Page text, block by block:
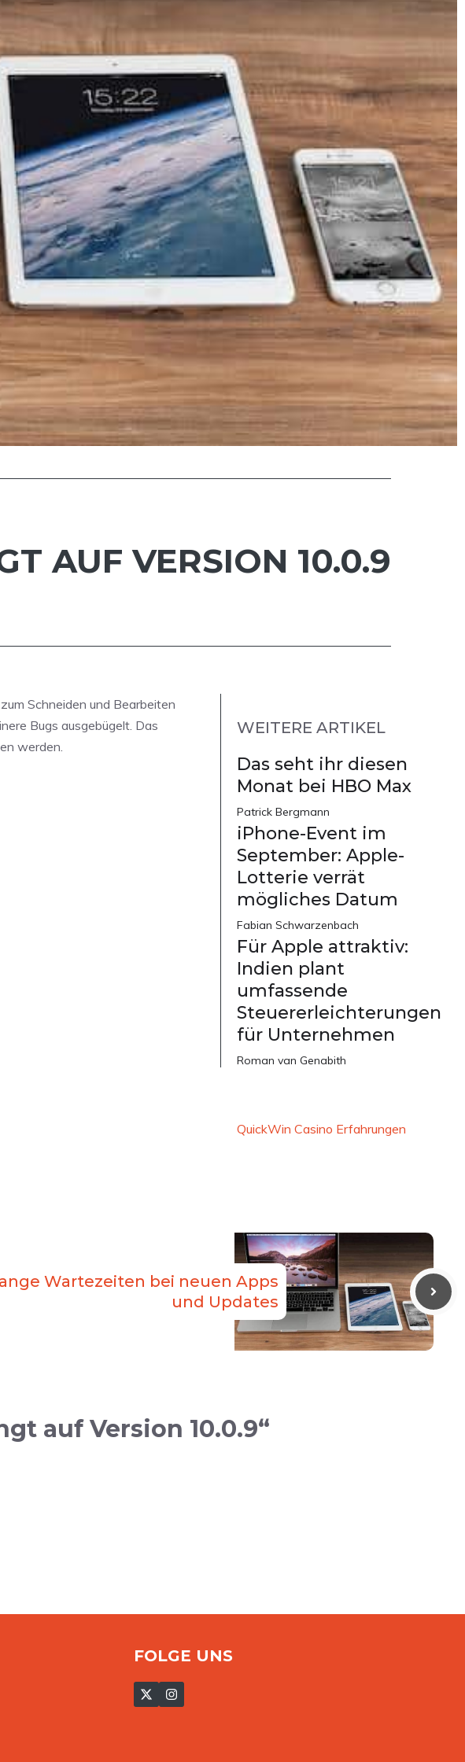
AUF VERSION 10.0.9
Schneiden und Bearbeiten
Bugs ausgebügelt. Das
werden.
WEITERE ARTIKEL
Das seht ihr diesen
Monat bei HBO Max
Patrick Bergmann
iPhone-Event im
September: Apple-
Lotterie verrät
mögliches Datum
Fabian Schwarzenbach
Für Apple attraktiv:
Indien plant
umfassende
Steuererleichterungen
für Unternehmen
Roman van Genabith
QuickWin Casino Erfahrungen
Wartezeiten bei neuen Apps
und Updates
auf Version 10.0.9“
FOLGE UNS